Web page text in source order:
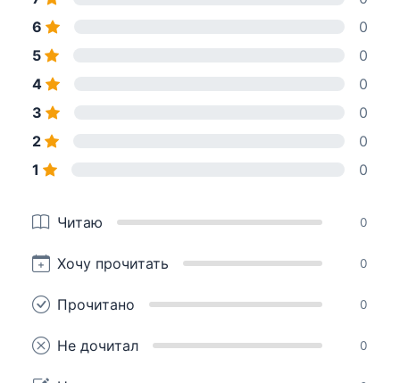
6
0
5
0
4
0
3
0
2
0
1
0
Читаю 0
Хочу прочитать 0
Прочитано 0
Не дочитал 0